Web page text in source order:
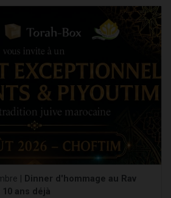
|
Dinner d'hommage au Rav
ans déjà